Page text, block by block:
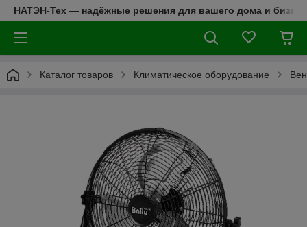
НАТЭН-Тех — надёжные решения для вашего дома и
Каталог товаров Климатическое оборудование